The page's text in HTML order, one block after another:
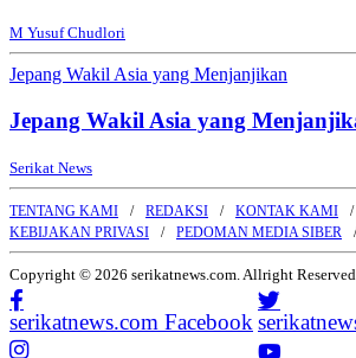
M Yusuf Chudlori
Jepang Wakil Asia yang Menjanjikan
Jepang Wakil Asia yang
Serikat News
TENTANG KAMI REDAKSI KONTAK KAMI
KEBIJAKAN PRIVASI
PEDOMAN MEDIA SIBER
Copyright © 2026 serikatnews.com. Allright Reserved
serikatnews.com Facebook